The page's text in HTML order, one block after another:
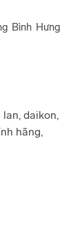
Bình Hưng
daikon,
hãng,